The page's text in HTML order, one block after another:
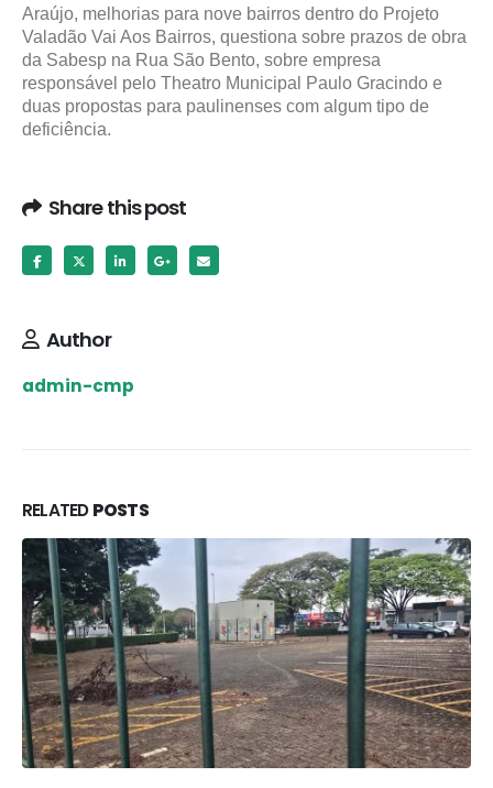
Araújo, melhorias para nove bairros dentro do Projeto
Valadão Vai Aos Bairros, questiona sobre prazos de obra
da Sabesp na Rua São Bento, sobre empresa
responsável pelo Theatro Municipal Paulo Gracindo e
duas propostas para paulinenses com algum tipo de
deficiência.
Share this post
Author
admin-cmp
RELATEDPOSTS